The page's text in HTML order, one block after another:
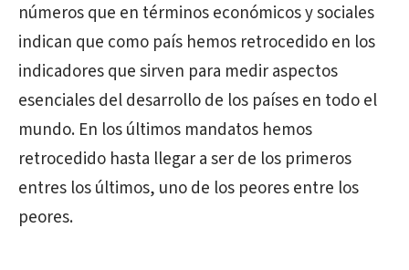
números que en términos económicos y sociales
indican que como país hemos retrocedido en los
indicadores que sirven para medir aspectos
esenciales del desarrollo de los países en todo el
mundo. En los últimos mandatos hemos
retrocedido hasta llegar a ser de los primeros
entres los últimos, uno de los peores entre los
peores.